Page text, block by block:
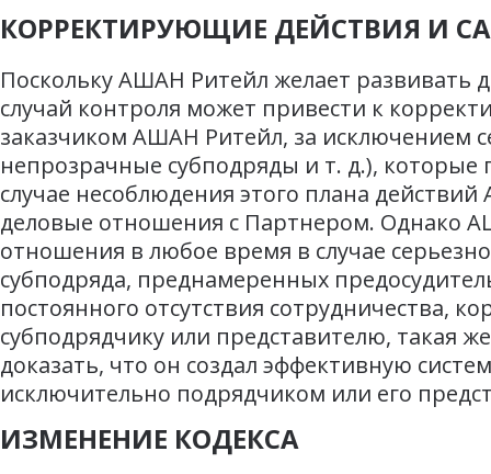
КОРРЕКТИРУЮЩИЕ ДЕЙСТВИЯ И
Поскольку АШАН Ритейл желает
случай контроля может привести к
заказчиком АШАН Ритейл, за исключением
непрозрачные субподряды и т. д.),
случае несоблюдения этого плана
деловые отношения с Партнером. Однако
отношения в любое время в случае
субподряда, преднамеренных
постоянного отсутствия сотрудничества,
субподрядчику или представителю, такая
доказать, что он создал эффективную
исключительно подрядчиком или его
ИЗМЕНЕНИЕ КОДЕКСА